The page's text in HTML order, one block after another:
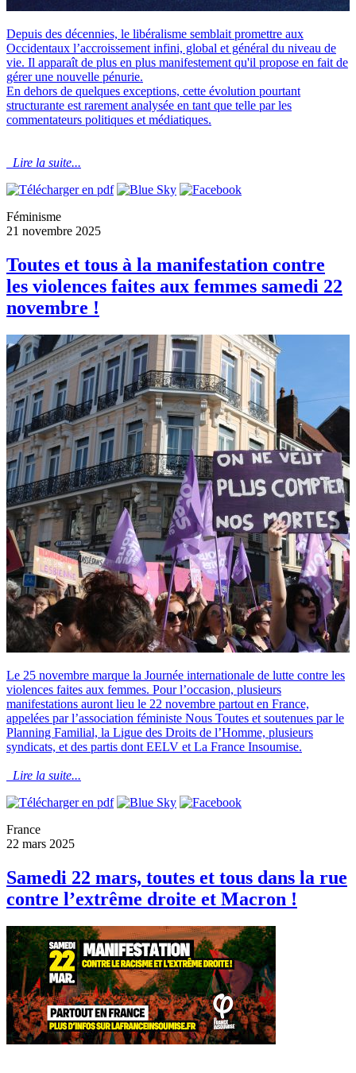
Depuis des décennies, le libéralisme semblait promettre aux
Occidentaux l’accroissement infini, global et général du niveau de
vie. Il apparaît de plus en plus manifestement qu'il propose en fait de
gérer une nouvelle pénurie.
En dehors de quelques exceptions, cette évolution pourtant
structurante est rarement analysée en tant que telle par les
commentateurs politiques et médiatiques.
Lire la suite...
Féminisme
21 novembre 2025
Toutes et tous à la manifestation contre
les violences faites aux femmes samedi 22
novembre !
Le 25 novembre marque la Journée internationale de lutte contre les
violences faites aux femmes. Pour l’occasion, plusieurs
manifestations auront lieu le 22 novembre partout en France,
appelées par l’association féministe Nous Toutes et soutenues par le
Planning Familial, la Ligue des Droits de l’Homme, plusieurs
syndicats, et des partis dont EELV et La France Insoumise.
Lire la suite...
France
22 mars 2025
Samedi 22 mars, toutes et tous dans la rue
contre l’extrême droite et Macron !